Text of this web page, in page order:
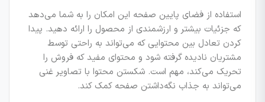
استفاده از فضای پایین صفحه این امکان را به شما می‌دهد
که جزئیات بیشتر و ارزشمندی از محصول را ارائه دهید. پیدا
کردن تعادل بین محتوایی که می‌تواند به راحتی توسط
مشتریان نادیده گرفته شود و محتوای مفید که فروش را
تحریک می‌کند، مهم است. شکستن محتوا با تصاویر غنی
می‌تواند به جذاب نگه‌داشتن صفحه کمک کند.